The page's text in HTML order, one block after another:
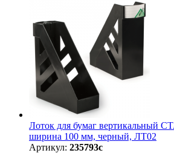
Лоток для бумаг вертикальный
ширина 100 мм, черный, ЛТ02
Артикул: 235793с